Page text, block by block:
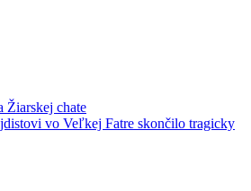
Žiarskej chate
vo Veľkej Fatre skončilo tragicky